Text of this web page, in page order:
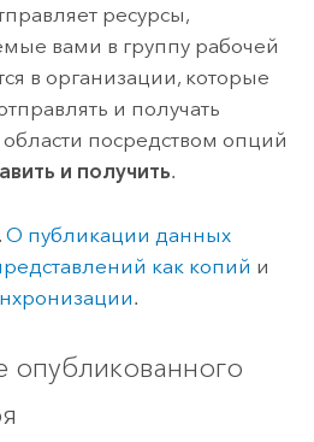
ресурсы,
вами в группу рабочей
в организации, которые
и получать
посредством опций
и получить.
О публикации данных
как копий и
.
опубликованного